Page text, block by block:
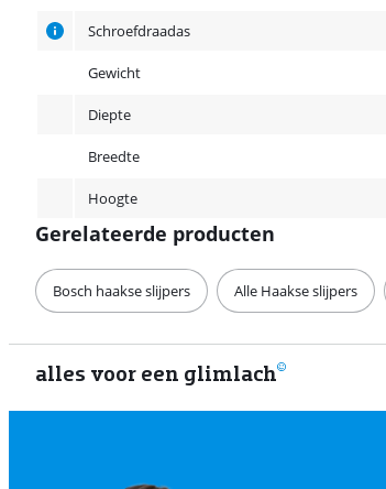
Schroefdraadas
Gewicht
Diepte
Breedte
Hoogte
Gerelateerde producten
Bosch haakse slijpers Alle Haakse slijpers
alles voor een glimlach